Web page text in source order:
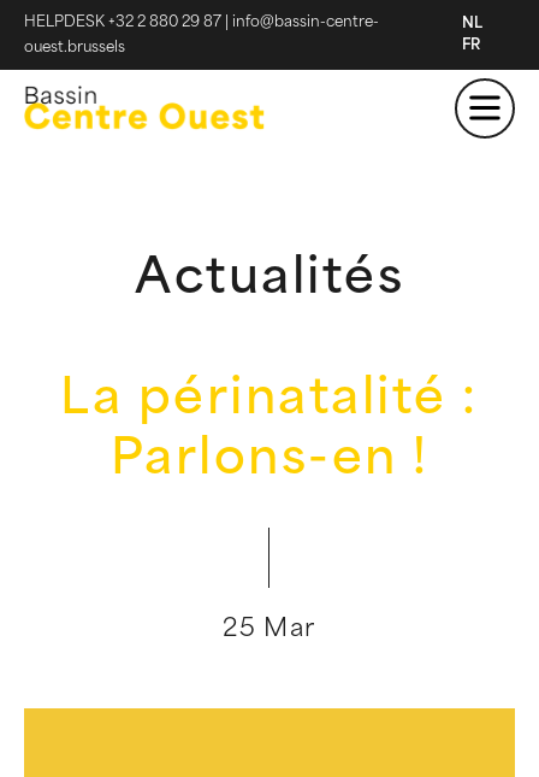
HELPDESK +32 2 880 29 87
info@bassin-centre-
ouest.brussels
NL
FR
Actualités
La périnatalité :
Parlons-en !
25 Mar